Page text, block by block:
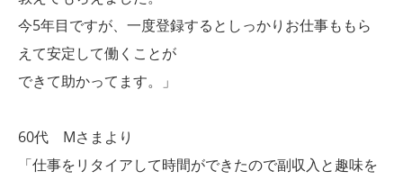
今5年目ですが、一度登録するとしっかりお仕事ももら
えて安定して働くことが
できて助かってます。」
60代 Mさまより
「仕事をリタイアして時間ができたので副収入と趣味を